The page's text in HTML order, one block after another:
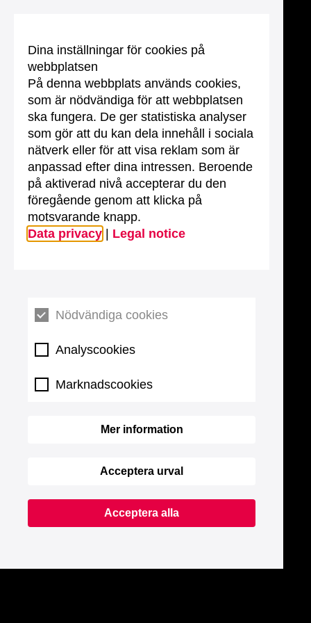
Dina inställningar för cookies på
webbplatsen
På denna webbplats används cookies,
som är nödvändiga för att webbplatsen
ska fungera. De ger statistiska analyser
som gör att du kan dela innehåll i sociala
nätverk eller för att visa reklam som är
anpassad efter dina intressen. Beroende
på aktiverad nivå accepterar du den
föregående genom att klicka på
motsvarande knapp.
Data privacy
Legal notice
Nödvändiga cookies
Analyscookies
Marknadscookies
Mer information
Acceptera urval
Acceptera alla